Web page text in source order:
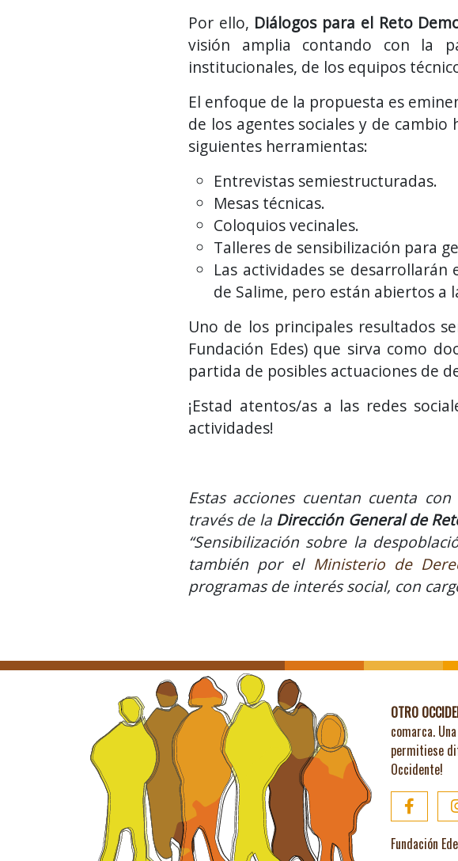
Por ello, Diálogos para el Reto
visión amplia contando con la
institucionales, de los equipos
El enfoque de la propuesta es
de los agentes sociales y de
siguientes herramientas:
Entrevistas semiestructuradas.
Mesas técnicas.
Coloquios vecinales.
Talleres de sensibilización para
Las actividades se
de Salime, pero están abiertos a
Uno de los principales resultados
Fundación Edes) que sirva como
partida de posibles actuaciones de
¡Estad atentos/as a las redes
actividades!
Estas acciones cuentan cuenta
través de la Dirección General de
“Sensibilización sobre la
también por el Ministerio de
programas de interés social, con
OTRO
comarca.
permitiese
Occidente!
Fundación